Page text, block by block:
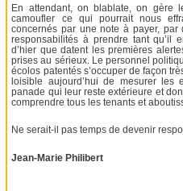
En attendant, on blablate, on gère
camoufler ce qui pourrait nous
concernés par une note à payer,
responsabilités à prendre tant qu’il
d’hier que datent les premières
prises au sérieux. Le personnel
écolos patentés s’occuper de façon
loisible aujourd’hui de mesurer les
panade qui leur reste extérieure et
comprendre tous les tenants et
Ne serait-il pas temps de devenir
Jean-Marie Philibert